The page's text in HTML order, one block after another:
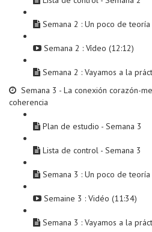
Semana 2 : Un poco de teoría
Semana 2 : Vídeo (12:12)
Semana 2 : Vayamos a la
Semana 3 - La conexión corazón-
coherencia
Plan de estudio - Semana 3
Lista de control - Semana 3
Semana 3 : Un poco de teoría
Semaine 3 : Vidéo (11:34)
Semana 3 : Vayamos a la